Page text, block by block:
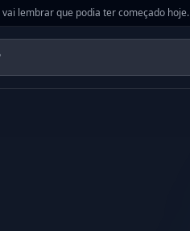
vai lembrar que podia ter começado hoje.